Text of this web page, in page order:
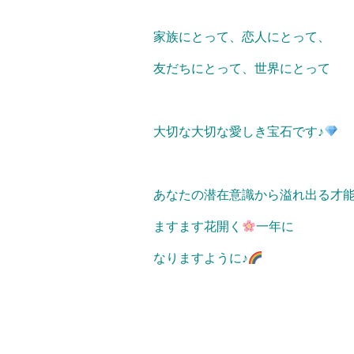
家族にとって、恋人にとって、
友だちにとって、世界にとって
大切な大切な愛しき宝石です♪
あなたの潜在意識から溢れ出る才
ますます花開く 一年に
なりますように♪